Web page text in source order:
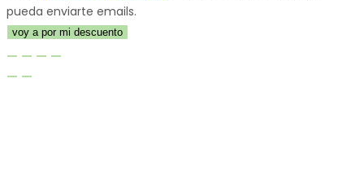
pueda enviarte emails.
voy a por mi descuento